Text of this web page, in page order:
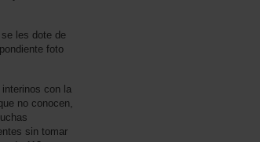
les dote de
foto
con la
no conocen,
sin tomar